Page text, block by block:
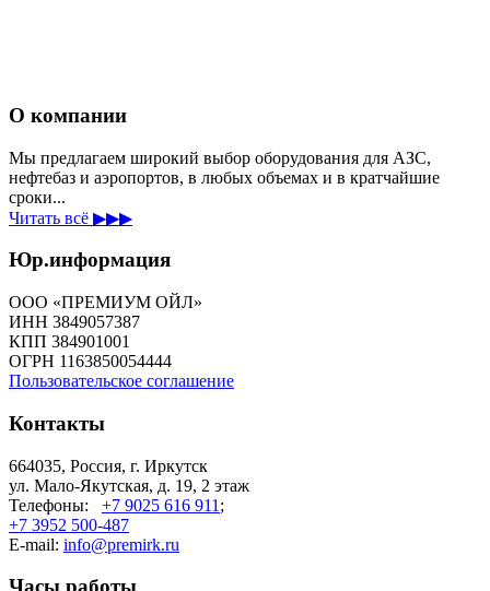
О компании
Мы предлагаем широкий выбор оборудования для АЗС,
нефтебаз и аэропортов, в любых объемах и в кратчайшие
сроки...
Читать всё ▶▶▶
Юр.информация
ООО «ПРЕМИУМ ОЙЛ»
ИНН 3849057387
КПП 384901001
ОГРН 1163850054444
Пользовательское соглашение
Контакты
664035, Россия, г. Иркутск
ул. Мало-Якутская, д. 19, 2 этаж
Телефоны: +7 9025 616 911 ;
+7 3952 500-487
E-mail: info@premirk.ru
Часы работы